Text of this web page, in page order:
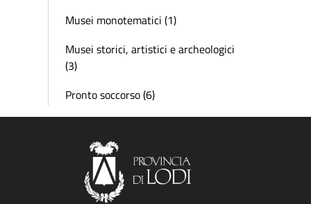
Musei monotematici (1)
Musei storici, artistici e archeologici
(3)
Pronto soccorso (6)